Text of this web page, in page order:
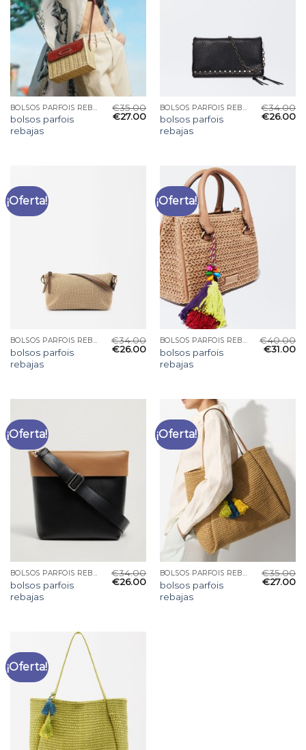
BOLSOS PARFOIS REBAJAS
bolsos parfois
rebajas
€35.00
€27.00
BOLSOS PARFOIS REBAJAS
bolsos parfois
rebajas
€34.00
€26.00
¡Oferta!
BOLSOS PARFOIS REBAJAS
bolsos parfois
rebajas
€34.00
€26.00
¡Oferta!
BOLSOS PARFOIS REBAJAS
bolsos parfois
rebajas
€40.00
€31.00
¡Oferta!
BOLSOS PARFOIS REBAJAS
bolsos parfois
rebajas
€34.00
€26.00
¡Oferta!
BOLSOS PARFOIS REBAJAS
bolsos parfois
rebajas
€35.00
€27.00
¡Oferta!